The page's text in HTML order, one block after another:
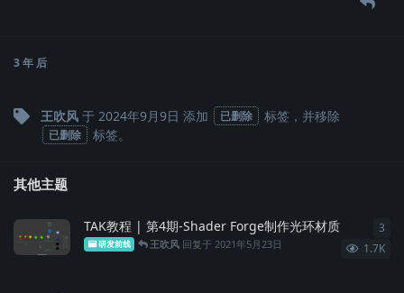
3 年 后
王吹风 于 2024年9月9日 添加 已删除 标签 ，并移除
已删除 标签。
其他主题
TAK教程 | 第4期-Shader Forge制作光环材质
研发前线 王吹风 回复于 2021年5月23日 1.7K
3